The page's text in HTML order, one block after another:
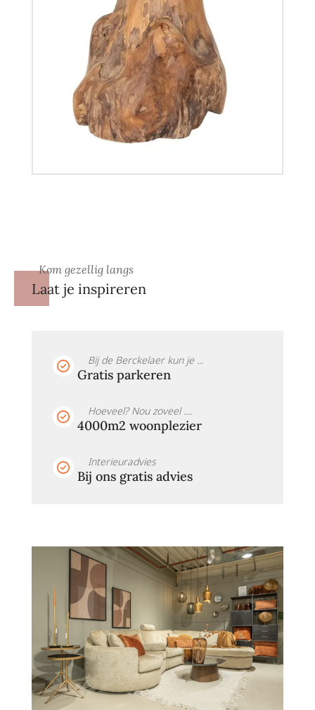
Kom gezellig langs
Laat je inspireren
Bij de Berckelaer kun je ...
Gratis parkeren
Hoeveel? Nou zoveel ....
4000m2 woonplezier
Interieuradvies
Bij ons gratis advies